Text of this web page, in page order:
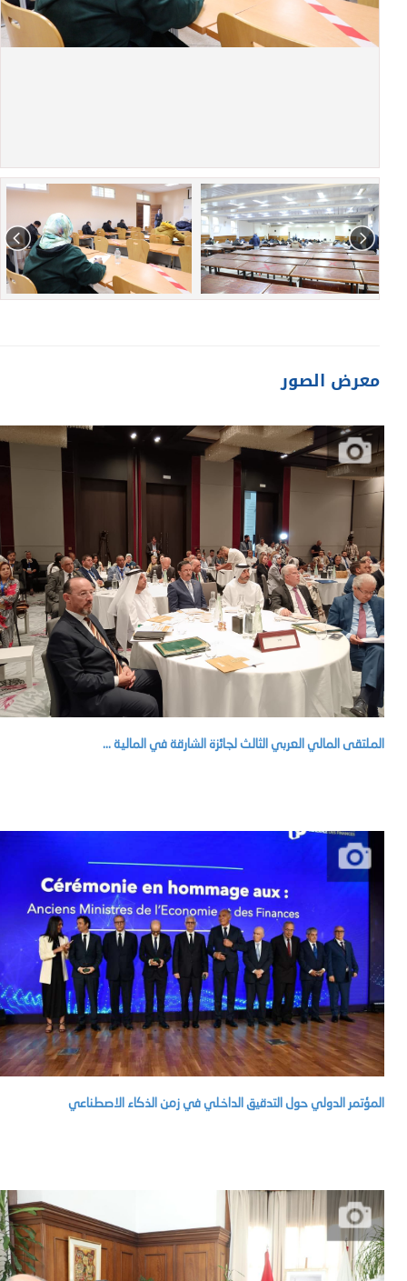
معرض الصور
الملتقى المالي العربي الثالث لجائزة الشارقة في المالية ...
المؤتمر الدولي حول التدقيق الداخلي في زمن الذكاء الاصطناعي